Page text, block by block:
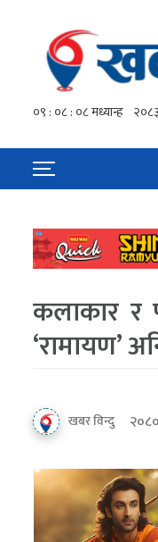
कलाकार र
‘रामायण’
खबर विन्दु